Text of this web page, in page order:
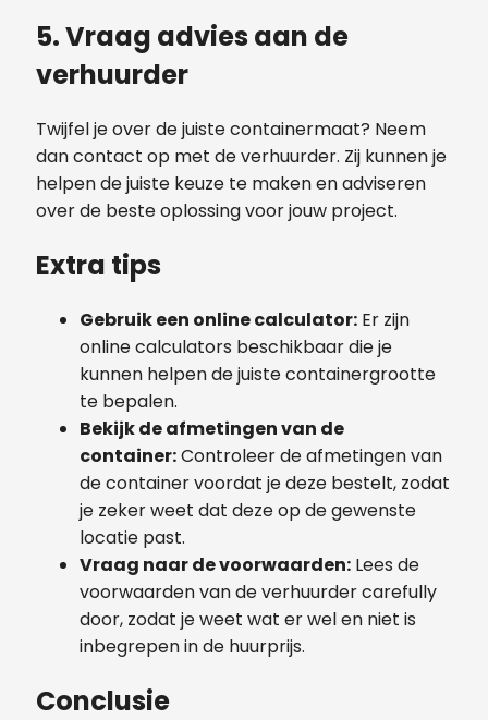
5. Vraag advies aan de
verhuurder
Twijfel je over de juiste containermaat? Neem
dan contact op met de verhuurder. Zij kunnen je
helpen de juiste keuze te maken en adviseren
over de beste oplossing voor jouw project.
Extra tips
Gebruik een online calculator: Er zijn
online calculators beschikbaar die je
kunnen helpen de juiste containergrootte
te bepalen.
Bekijk de afmetingen van de
container:Controleer de afmetingen van
de container voordat je deze bestelt, zodat
je zeker weet dat deze op de gewenste
locatie past.
Vraag naar de voorwaarden: Lees de
voorwaarden van de verhuurder carefully
door, zodat je weet wat er wel en niet is
inbegrepen in de huurprijs.
Conclusie